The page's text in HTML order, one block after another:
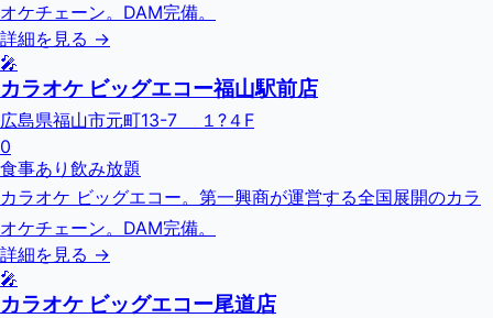
オケチェーン。DAM完備。
詳細を見る →
🎤
カラオケ ビッグエコー福山駅前店
広島県福山市元町13-7 １?４F
0
食事あり 飲み放題
カラオケ ビッグエコー。第一興商が運営する全国展開のカラ
オケチェーン。DAM完備。
詳細を見る →
🎤
カラオケ ビッグエコー尾道店